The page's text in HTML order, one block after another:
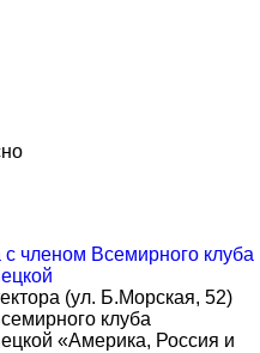
членом Всемирного клуба
(ул. Б.Морская, 52)
клуба
«Америка, Россия и